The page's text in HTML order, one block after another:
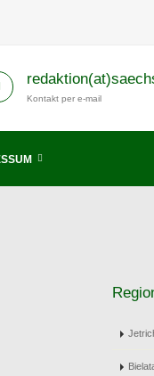
Kontakt per e-mail